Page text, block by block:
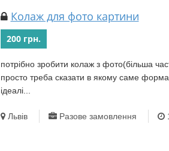
Колаж для фото картини
200 грн.
потрібно зробити колаж з фото(більша
просто треба сказати в якому саме
ідеалі...
Львів Разове замовлення